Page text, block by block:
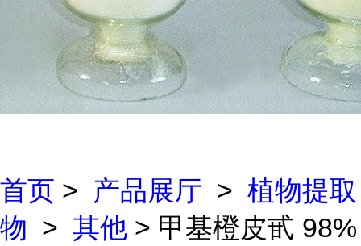
首页 > 产品展厅 > 植物提取
物 > 其他 > 甲基橙皮甙 98%